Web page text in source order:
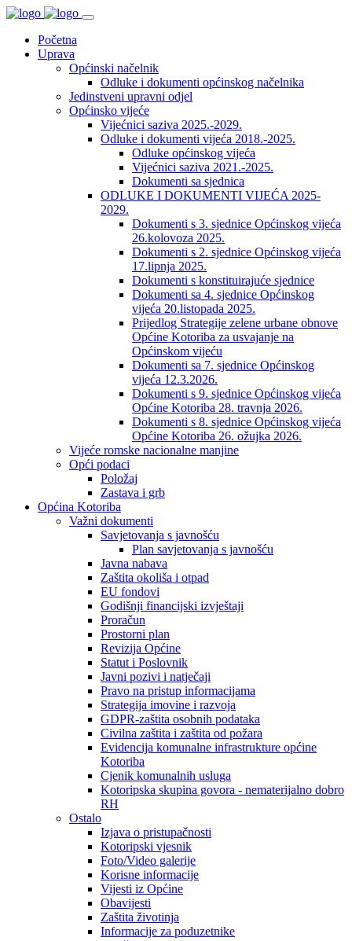
Početna
Uprava
Općinski načelnik
Odluke i dokumenti općinskog načelnika
Jedinstveni upravni odjel
Općinsko vijeće
Vijećnici saziva 2025.-2029.
Odluke i dokumenti vijeća 2018.-2025.
Odluke općinskog vijeća
Vijećnici saziva 2021.-2025.
Dokumenti sa sjednica
ODLUKE I DOKUMENTI VIJEĆA 2025-
2029.
Dokumenti s 3. sjednice Općinskog vijeća
26.kolovoza 2025.
Dokumenti s 2. sjednice Općinskog vijeća
17.lipnja 2025.
Dokumenti s konstituirajuće sjednice
Dokumenti sa 4. sjednice Općinskog
vijeća 20.listopada 2025.
Prijedlog Strategije zelene urbane obnove
Općine Kotoriba za usvajanje na
Općinskom vijeću
Dokumenti sa 7. sjednice Općinskog
vijeća 12.3.2026.
Dokumenti s 9. sjednice Općinskog vijeća
Općine Kotoriba 28. travnja 2026.
Dokumenti s 8. sjednice Općinskog vijeća
Općine Kotoriba 26. ožujka 2026.
Vijeće romske nacionalne manjine
Opći podaci
Položaj
Zastava i grb
Općina Kotoriba
Važni dokumenti
Savjetovanja s javnošću
Plan savjetovanja s javnošću
Javna nabava
Zaštita okoliša i otpad
EU fondovi
Godišnji financijski izvještaji
Proračun
Prostorni plan
Revizija Općine
Statut i Poslovnik
Javni pozivi i natječaji
Pravo na pristup informacijama
Strategija imovine i razvoja
GDPR-zaštita osobnih podataka
Civilna zaštita i zaštita od požara
Evidencija komunalne infrastrukture općine
Kotoriba
Cjenik komunalnih usluga
Kotoripska skupina govora - nematerijalno dobro
RH
Ostalo
Izjava o pristupačnosti
Kotoripski vjesnik
Foto/Video galerije
Korisne informacije
Vijesti iz Općine
Obavijesti
Zaštita životinja
Informacije za poduzetnike